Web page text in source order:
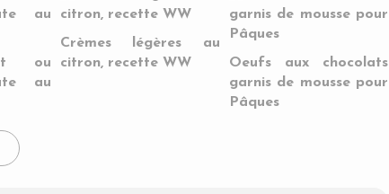
ou
au
Crèmes légères au
citron, recette WW
Oeufs aux chocolats
garnis de mousse pour
Pâques